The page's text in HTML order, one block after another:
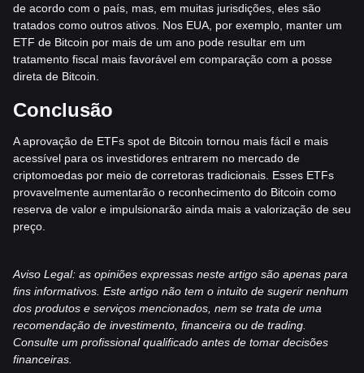
de acordo com o país, mas, em muitas jurisdições, eles são
tratados como outros ativos. Nos EUA, por exemplo, manter um
ETF de Bitcoin por mais de um ano pode resultar em um
tratamento fiscal mais favorável em comparação com a posse
direta de Bitcoin.
Conclusão
A aprovação de ETFs spot de Bitcoin tornou mais fácil e mais
acessível para os investidores entrarem no mercado de
criptomoedas por meio de corretoras tradicionais. Esses ETFs
provavelmente aumentarão o reconhecimento do Bitcoin como
reserva de valor e impulsionarão ainda mais a valorização de seu
preço.
Aviso Legal: as opiniões expressas neste artigo são apenas para
fins informativos. Este artigo não tem o intuito de sugerir nenhum
dos produtos e serviços mencionados, nem se trata de uma
recomendação de investimento, financeira ou de trading.
Consulte um profissional qualificado antes de tomar decisões
financeiras.